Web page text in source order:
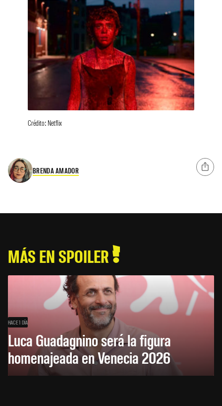
Crédito: Netflix
BRENDA AMADOR
MÁS EN SPOILER
HACE 1 DÍA
Luca Guadagnino será la figura
homenajeada en Venecia 2026